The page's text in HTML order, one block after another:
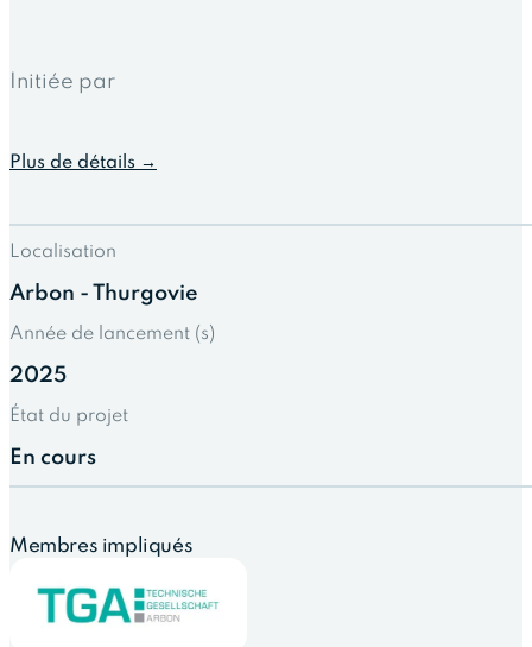
Initiée par
Plus de détails →
Localisation
Arbon - Thurgovie
Année de lancement (s)
2025
État du projet
En cours
Membres impliqués